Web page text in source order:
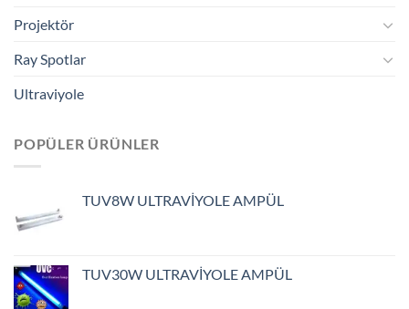
Projektör
Ray Spotlar
Ultraviyole
POPÜLER ÜRÜNLER
TUV8W ULTRAVİYOLE AMPÜL
TUV30W ULTRAVİYOLE AMPÜL